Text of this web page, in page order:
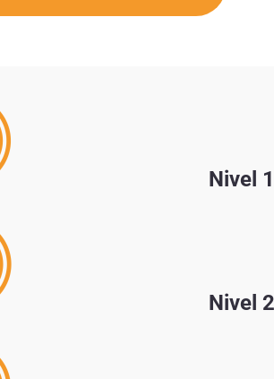
Nivel 1
Nivel 2